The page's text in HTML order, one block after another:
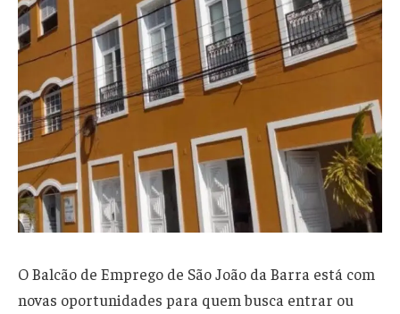
O Balcão de Emprego de São João da Barra está com
novas oportunidades para quem busca entrar ou